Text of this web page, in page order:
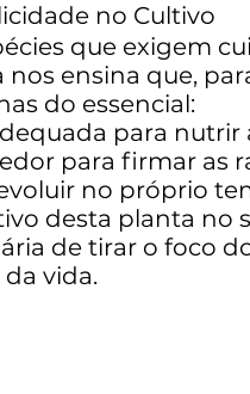
no Cultivo
que exigem
nos ensina que,
do essencial:
para nutrir
para firmar as
no próprio
desta planta no
de tirar o foco
vida.